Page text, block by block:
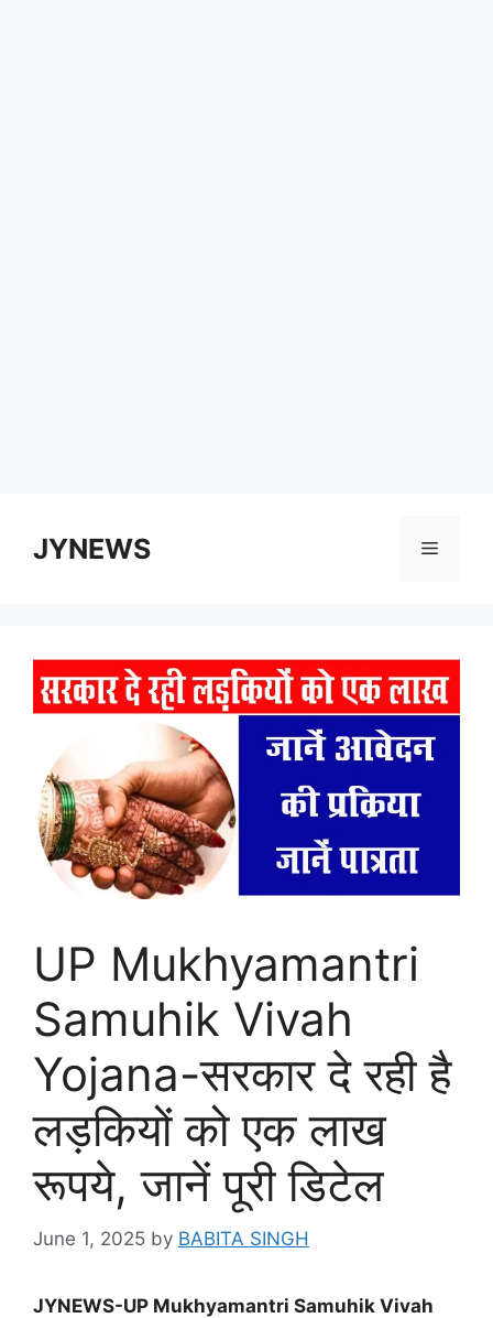
contentJYNEWS Menu
UP Mukhyamantri
Samuhik Vivah
Yojana-सरकार दे रही है
लड़कियों को एक लाख
रूपये, जानें पूरी डिटेल
June 1, 2025 by BABITA SINGH
JYNEWS-UP Mukhyamantri Samuhik Vivah